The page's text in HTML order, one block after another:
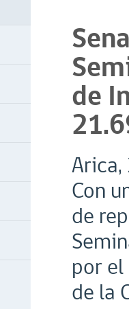
de
Con
de
por el
de la